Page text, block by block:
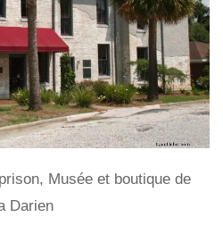
Musée et boutique de
Darien